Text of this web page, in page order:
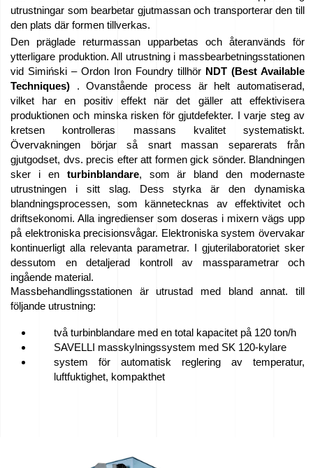
utrustningar som bearbetar gjutmassan och transporterar den till
den plats där formen tillverkas.
Den präglade returmassan upparbetas och återanvänds för
ytterligare produktion. All utrustning i massbearbetningsstationen
vid Simiński – Ordon Iron Foundry tillhör NDT (Best Available
Techniques) . Ovanstående process är helt automatiserad,
vilket har en positiv effekt när det gäller att effektivisera
produktionen och minska risken för gjutdefekter. I varje steg av
kretsen kontrolleras massans kvalitet systematiskt.
Övervakningen börjar så snart massan separerats från
gjutgodset, dvs. precis efter att formen gick sönder. Blandningen
sker i en turbinblandare, som är bland den modernaste
utrustningen i sitt slag. Dess styrka är den dynamiska
blandningsprocessen, som kännetecknas av effektivitet och
driftsekonomi. Alla ingredienser som doseras i mixern vägs upp
på elektroniska precisionsvågar. Elektroniska system övervakar
kontinuerligt alla relevanta parametrar. I gjuterilaboratoriet sker
dessutom en detaljerad kontroll av massparametrar och
ingående material.
Massbehandlingsstationen är utrustad med bland annat. till
följande utrustning:
två turbinblandare med en total kapacitet på 120 ton/h
SAVELLI masskylningssystem med SK 120-kylare
system för automatisk reglering av temperatur,
luftfuktighet, kompakthet